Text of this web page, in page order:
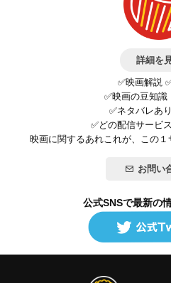
詳細を
✅映画解説
✅映画の豆知識
✅ネタバレあ
✅どの配信サービ
映画に関するあれこれが、この１
お問い
公式SNSで最新の